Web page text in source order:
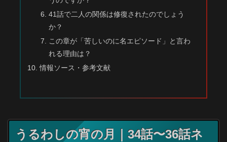
41話で二人の関係は修復されたのでしょう
か？
この章が「苦しいのに名エピソード」と言わ
れる理由は？
情報ソース・参考文献
うるわしの宵の月｜34話〜36話ネ